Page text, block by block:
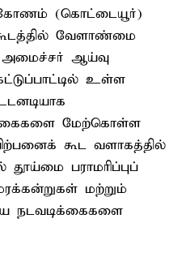
(கொட்டையூர்)
வேளாண்மை
ஆய்வு
உள்ள
மேற்கொள்ள
கூட வளாகத்தில்
பராமரிப்புப்
மற்றும்
நடவடிக்கைகளை